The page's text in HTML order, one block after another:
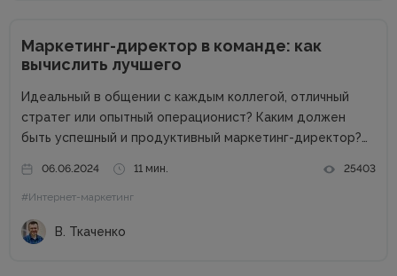
Маркетинг-директор в команде: как
вычислить лучшего
Идеальный в общении с каждым коллегой, отличный
стратег или опытный операционист? Каким должен
быть успешный и продуктивный маркетинг-директор?
Directors Day рассказал Виталий Ткаченко. Виталий –
соучредитель Tkachenko & Myroniuk Marketing Agency,
имеет огромный опыт...
06.06.2024 11 мин. 25403
#Интернет-маркетинг
В. Ткаченко